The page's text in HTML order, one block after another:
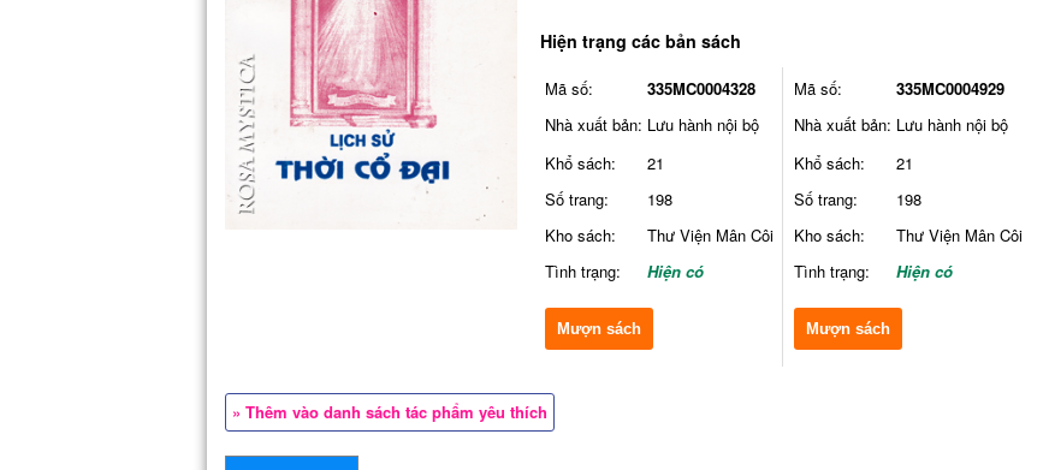
Hiện trạng các bản sách
Mã số:
335MC0004328
Nhà xuất bản: Lưu hành nội bộ
Khổ sách:
21
Số trang:
198
Kho sách:
Thư Viện Mân Côi
Tình trạng:
Hiện có
Mượn sách
Mã số:
335MC0004929
Nhà xuất bản: Lưu hành nội bộ
Khổ sách:
21
Số trang:
198
Kho sách:
Thư Viện Mân Côi
Tình trạng:
Hiện có
Mượn sách
» Thêm vào danh sách tác phẩm yêu thích